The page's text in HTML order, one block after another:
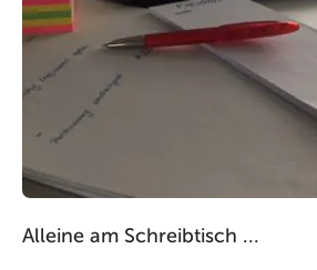
Alleine am Schreibtisch ...